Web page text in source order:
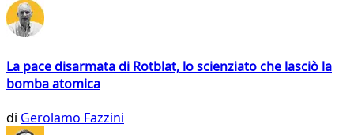
La pace disarmata di Rotblat, lo scienziato che lasciò la
bomba atomica
di Gerolamo Fazzini